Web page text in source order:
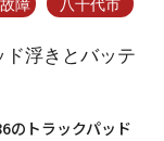
障 八千代市
浮きとバッテ
のトラックパッド